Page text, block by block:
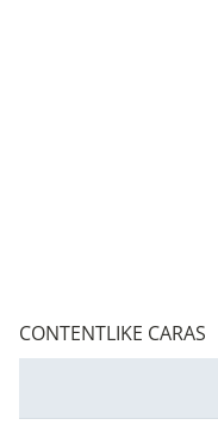
CONTENTLIKE CARAS